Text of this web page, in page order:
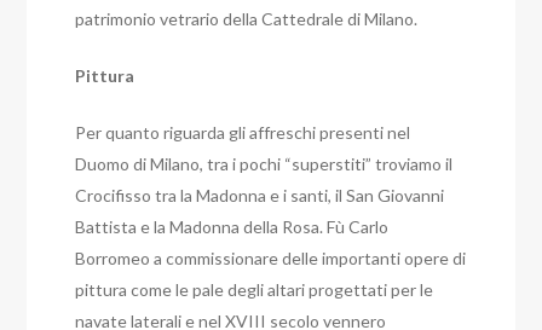
patrimonio vetrario della Cattedrale di Milano.
Pittura
Per quanto riguarda gli affreschi presenti nel
Duomo di Milano, tra i pochi “superstiti” troviamo il
Crocifisso tra la Madonna e i santi, il San Giovanni
Battista e la Madonna della Rosa. Fù Carlo
Borromeo a commissionare delle importanti opere di
pittura come le pale degli altari progettati per le
navate laterali e nel XVIII secolo vennero